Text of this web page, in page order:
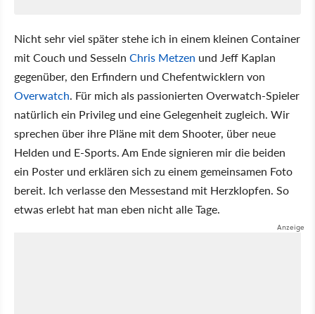
Nicht sehr viel später stehe ich in einem kleinen Container
mit Couch und Sesseln Chris Metzen und Jeff Kaplan
gegenüber, den Erfindern und Chefentwicklern von
Overwatch. Für mich als passionierten Overwatch-Spieler
natürlich ein Privileg und eine Gelegenheit zugleich. Wir
sprechen über ihre Pläne mit dem Shooter, über neue
Helden und E-Sports. Am Ende signieren mir die beiden
ein Poster und erklären sich zu einem gemeinsamen Foto
bereit. Ich verlasse den Messestand mit Herzklopfen. So
etwas erlebt hat man eben nicht alle Tage.